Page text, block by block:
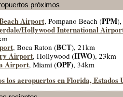
próximos
Airport, Pompano Beach (PPM
Hollywood International
, Boca Raton (BCT), 21km
Airport, Hollywood (HWO), 23km
Airport, Miami (OPF), 34km
los aeropuertos en Florida, Estados